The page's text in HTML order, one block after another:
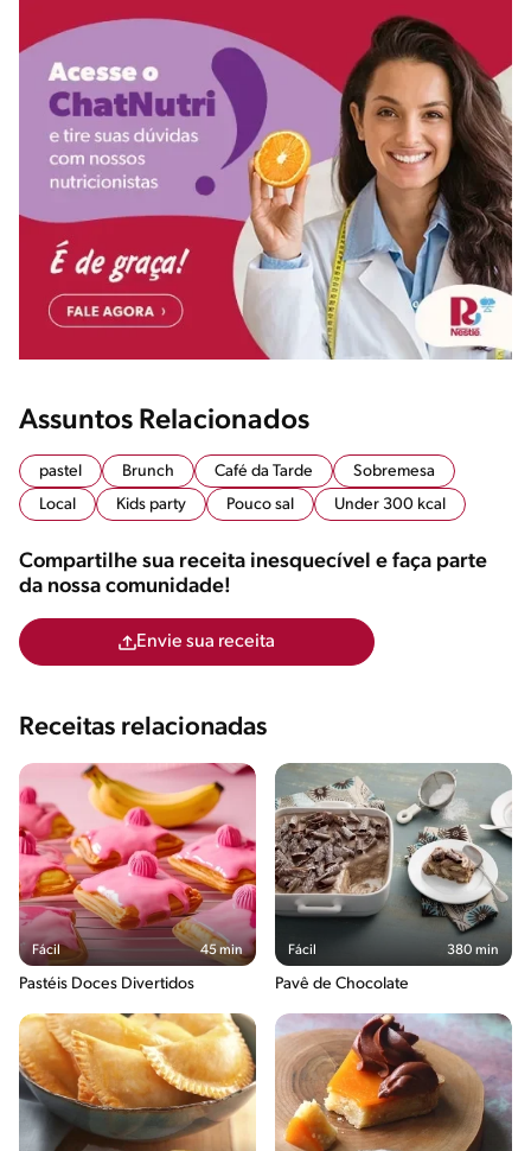
Assuntos Relacionados
pastel Brunch Café da Tarde
Sobremesa
Local
Kids party Pouco sal Under 300 kcal
Compartilhe sua receita inesquecível e faça parte
da nossa comunidade!
Envie sua receita
Receitas relacionadas
Fácil 45 min
Pastéis Doces Divertidos
Fácil 380 min
Pavê de Chocolate